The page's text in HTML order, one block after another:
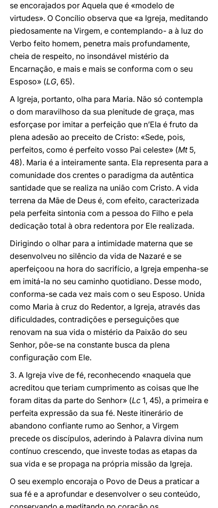
se encorajados por Aquela que é «modelo de
virtudes». O Concílio observa que «a Igreja, meditando
piedosamente na Virgem, e contemplando- a à luz do
Verbo feito homem, penetra mais profundamente,
cheia de respeito, no insondável mistério da
Encarnação, e mais e mais se conforma com o seu
Esposo» (LG, 65).
A Igreja, portanto, olha para Maria. Não só contempla
o dom maravilhoso da sua plenitude de graça, mas
esforçase por imitar a perfeição que n’Ela é fruto da
plena adesão ao preceito de Cristo: «Sede, pois,
perfeitos, como é perfeito vosso Pai celeste» (Mt5,
48). Maria é a inteiramente santa. Ela representa para a
comunidade dos crentes o paradigma da autêntica
santidade que se realiza na união com Cristo. A vida
terrena da Mãe de Deus é, com efeito, caracterizada
pela perfeita sintonia com a pessoa do Filho e pela
dedicação total à obra redentora por Ele realizada.
Dirigindo o olhar para a intimidade materna que se
desenvolveu no silêncio da vida de Nazaré e se
aperfeiçoou na hora do sacrifício, a Igreja empenha-se
em imitá-la no seu caminho quotidiano. Desse modo,
conforma-se cada vez mais com o seu Esposo. Unida
como Maria à cruz do Redentor, a Igreja, através das
dificuldades, contradições e perseguições que
renovam na sua vida o mistério da Paixão do seu
Senhor, põe-se na constante busca da plena
configuração com Ele.
3. A Igreja vive de fé, reconhecendo «naquela que
acreditou que teriam cumprimento as coisas que lhe
foram ditas da parte do Senhor» (Lc 1, 45), a primeira e
perfeita expressão da sua fé. Neste itinerário de
abandono confiante rumo ao Senhor, a Virgem
precede os discípulos, aderindo à Palavra divina num
contínuo crescendo, que investe todas as etapas da
sua vida e se propaga na própria missão da Igreja.
O seu exemplo encoraja o Povo de Deus a praticar a
sua fé e a aprofundar e desenvolver o seu conteúdo,